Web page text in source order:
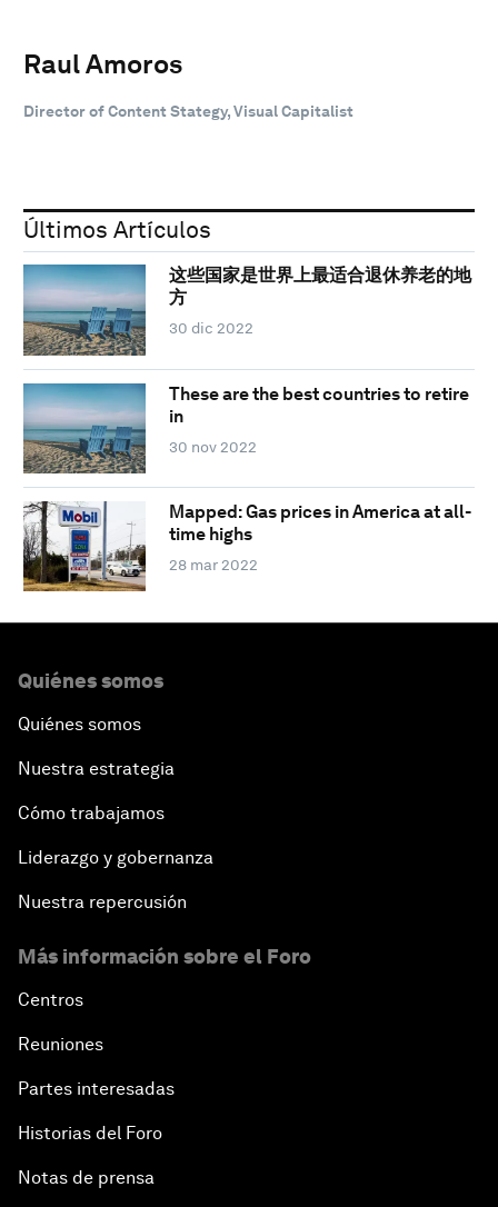
Raul Amoros
Director of Content Stategy, Visual Capitalist
Últimos Artículos
这些国家是世界上最适合退休养老的地
方
30 dic 2022
These are the best countries to retire
in
30 nov 2022
Mapped: Gas prices in America at all-
time highs
28 mar 2022
Quiénes somos
Quiénes somos
Nuestra estrategia
Cómo trabajamos
Liderazgo y gobernanza
Nuestra repercusión
Más información sobre el Foro
Centros
Reuniones
Partes interesadas
Historias del Foro
Notas de prensa